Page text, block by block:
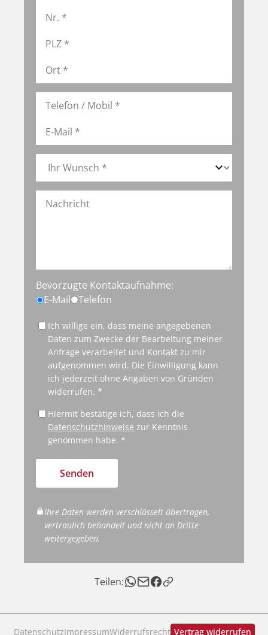
DatenschutzImpressumWiderrufsrecht Vertrag widerrufen
Bevorzugte Kontaktaufnahme:
E-Mail
Telefon
Ich willige ein, dass meine angegebenen
Daten zum Zwecke der Bearbeitung meiner
Anfrage verarbeitet und Kontakt zu mir
aufgenommen wird. Die Einwilligung kann
ich jederzeit ohne Angaben von Gründen
widerrufen. *
Hiermit bestätige ich, dass ich die
Datenschutzhinweise zur Kenntnis
genommen habe. *
Senden
Ihre Daten werden verschlüsselt übertragen,
vertraulich behandelt und nicht an Dritte
weitergegeben.
Teilen: